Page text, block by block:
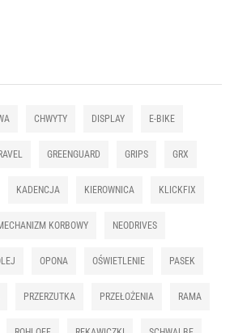
CHWYTY DISPLAY E-BIKE
GREENGUARD GRIPS GRX
KADENCJA KIEROWNICA KLICKFIX
KORBOWY NEODRIVES
OPONA OŚWIETLENIE PASEK
PRZERZUTKA PRZEŁOŻENIA RAMA